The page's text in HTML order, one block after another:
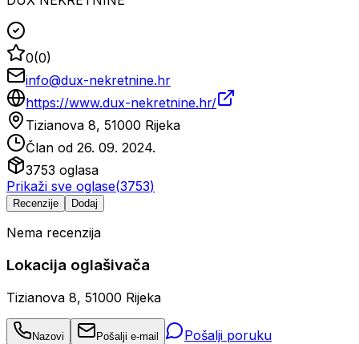
0(0)
info@dux-nekretnine.hr
https://www.dux-nekretnine.hr/
Tizianova 8, 51000 Rijeka
Član od 26. 09. 2024.
3753 oglasa
Prikaži sve oglase(3753)
Recenzije Dodaj
Nema recenzija
Lokacija oglašivača
Tizianova 8, 51000 Rijeka
Nazovi Pošalji e-mail Pošalji poruku